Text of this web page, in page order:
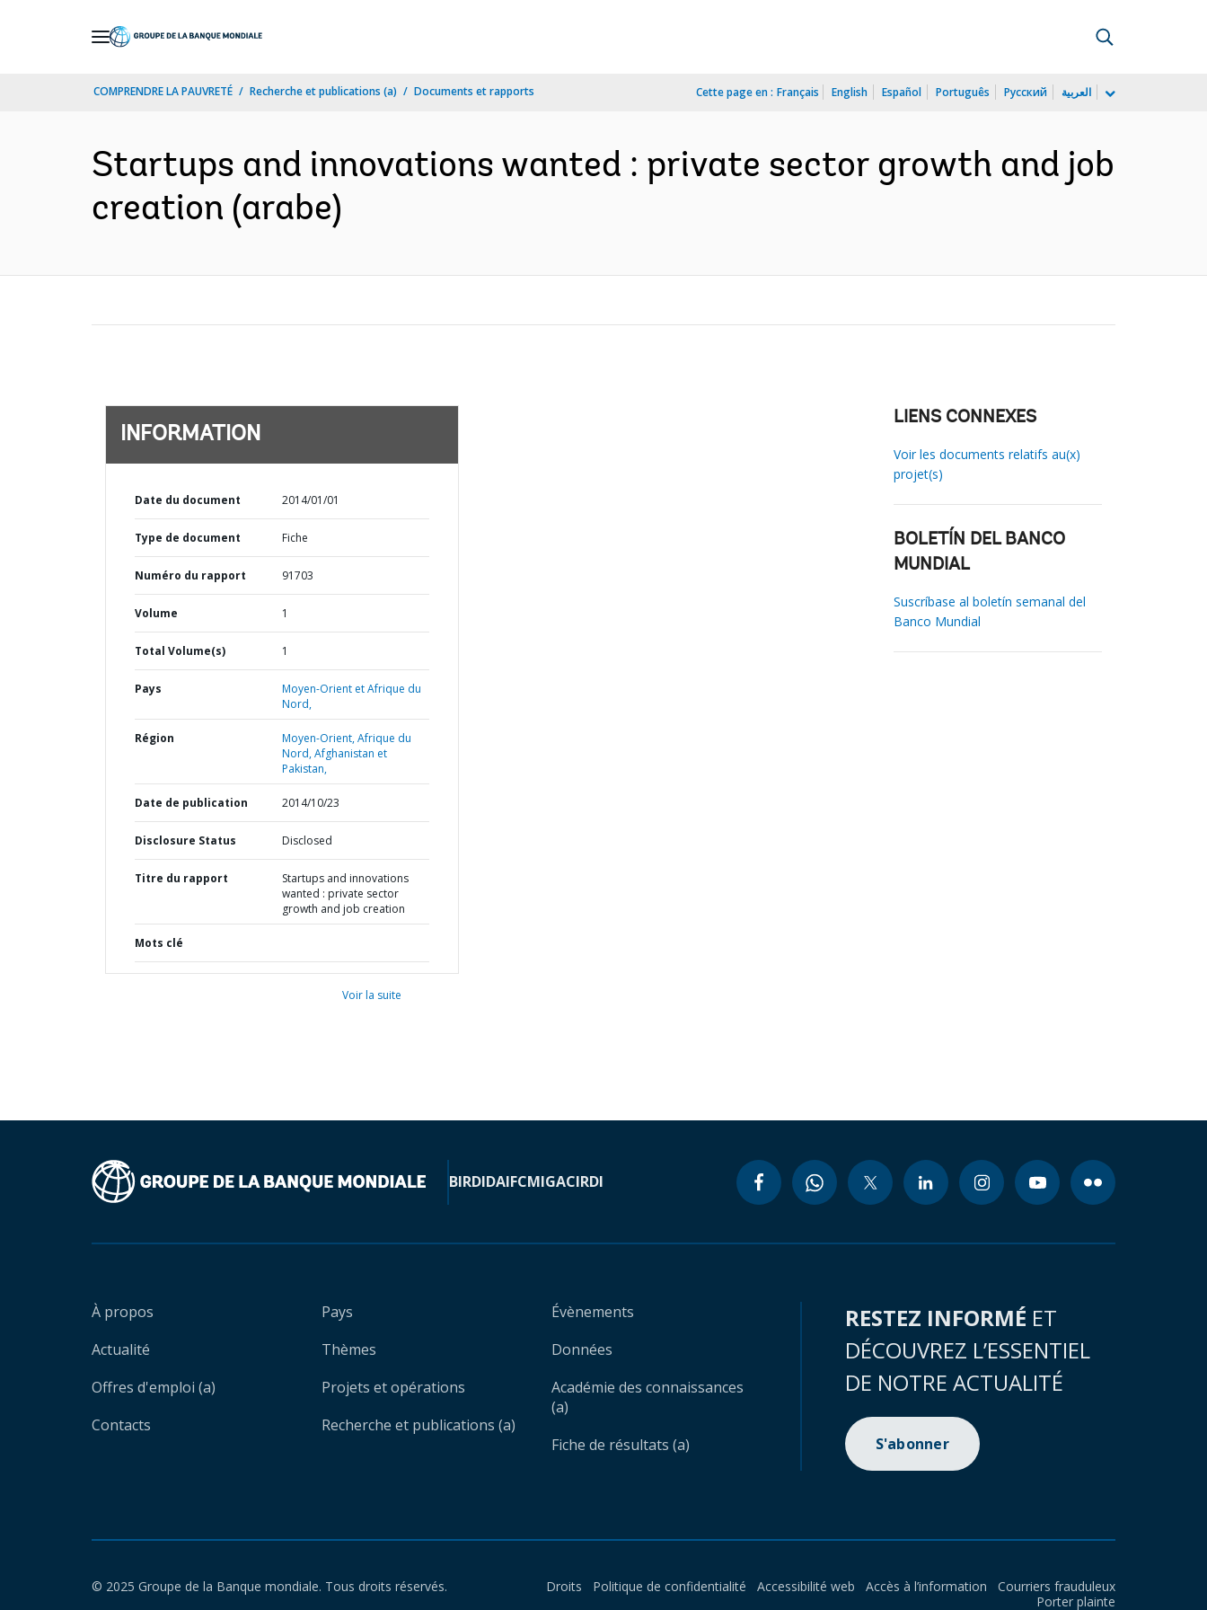
COMPRENDRE LA PAUVRETÉ Recherche et publications (a) Documents et rapports Cette page en : Français English Español Português Русский العربية
Startups and innovations wanted : private sector growth and job
creation (arabe)
INFORMATION
Date du document 2014/01/01
Type de document Fiche
Numéro du rapport 91703
Volume 1
Total Volume(s) 1
Pays
Moyen-Orient et Afrique du
Nord,
Région
Moyen-Orient, Afrique du
Nord, Afghanistan et
Pakistan,
Date de publication 2014/10/23
Disclosure Status Disclosed
Titre du rapport
Startups and innovations
wanted : private sector
growth and job creation
Mots clé
Voir la suite
LIENS CONNEXES
Voir les documents relatifs au(x)
projet(s)
BOLETÍN DEL BANCO
MUNDIAL
Suscríbase al boletín semanal del
Banco Mundial
BIRDIDAIFCMIGACIRDI
À propos
Actualité
Offres d'emploi (a)
Contacts
Pays
Thèmes
Projets et opérations
Recherche et publications (a)
Évènements
Données
Académie des connaissances
(a)
Fiche de résultats (a)
RESTEZ INFORMÉ ET
DÉCOUVREZ L’ESSENTIEL
DE NOTRE ACTUALITÉ
S'abonner
© 2025 Groupe de la Banque mondiale. Tous droits réservés. Droits Politique de confidentialité Accessibilité web Accès à l’information
Courriers frauduleux
Porter plainte